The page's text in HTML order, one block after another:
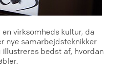
virksomheds kultur, da
nye samarbejdsteknikker
bedst af, hvordan